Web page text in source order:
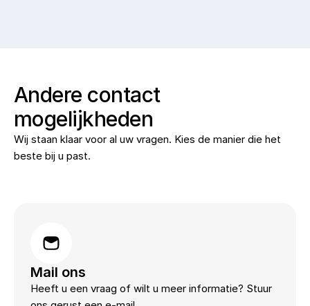
Andere contact
mogelijkheden
Wij staan klaar voor al uw vragen. Kies de manier die het
beste bij u past.
Mail ons
Heeft u een vraag of wilt u meer informatie? Stuur